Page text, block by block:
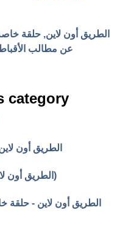
الطريق أون لاين, حلقة
عن مطالب
category
الطريق أون
الطريق أون لاين - حلقة توعية عن الانتخابات)
الطريق أون لاين - حلقة